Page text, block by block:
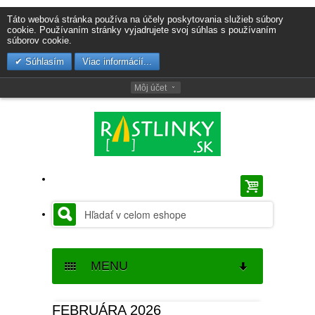
Táto webová stránka používa na účely poskytovania služieb súbory
cookie. Používaním stránky vyjadrujete svoj súhlas s používaním
súborov cookie.
Súhlasím
Viac informácií...
Môj účet
MENU
SEMENÁ
FEBRUÁRA 2026